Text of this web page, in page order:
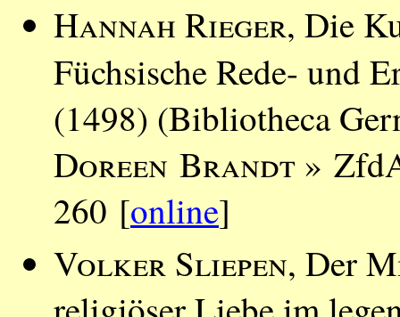
Hannah Rieger, Die
Füchsische Rede- und
(1498) (Bibliotheca
Doreen Brandt »
260 [online]
Volker Sliepen, Der